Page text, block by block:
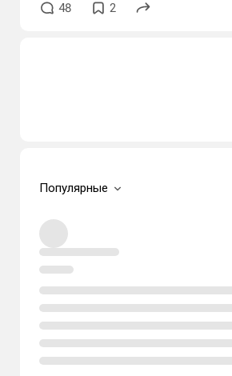
48 2
Популярные